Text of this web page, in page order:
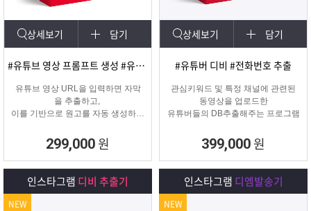
상세보기 담기
#유튜브 영상 프롬프트 생성 #유튜브 영상제작
유튜브 영상 URL을 입력하면 자막
을 추출하고,
이를 기반으로 원고를 자동 생성하는
프로그램입니다.
299,000 원
상세보기 담기
#유튜버 디비 #전화번호 추출
관심키워드 및 특정 채널에 관련된
동영상을 업로드한
유튜버들의 DB추출해주는 프로그램
399,000 원
인스타그램 디비 추출기
NEW
인스타그램 디엠발송기
NEW